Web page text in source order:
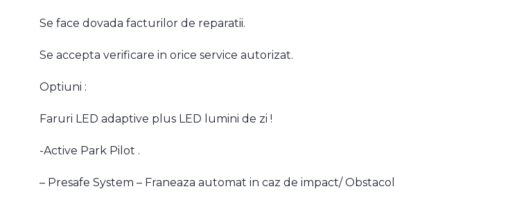
Se face dovada facturilor de reparatii.
Se accepta verificare in orice service autorizat.
Optiuni :
Faruri LED adaptive plus LED lumini de zi !
-Active Park Pilot .
– Presafe System – Franeaza automat in caz de impact/ Obstacol